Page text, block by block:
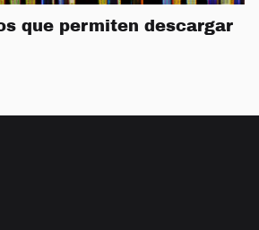
que permiten descargar